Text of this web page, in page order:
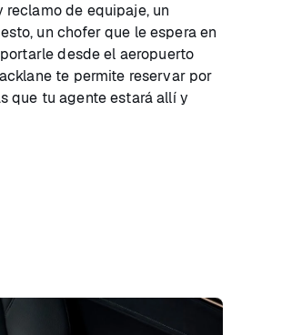
de equipaje, un
un chofer que le espera en
desde el aeropuerto
te permite reservar por
que tu agente estará allí y